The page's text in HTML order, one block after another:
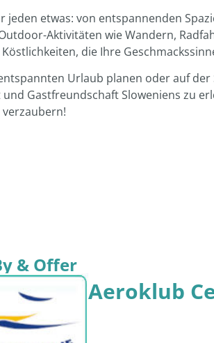
jeden etwas: von entspannenden
Aktivitäten wie Wandern,
die Ihre
Urlaub planen oder auf
Gastfreundschaft Sloweniens zu
verzaubern!
& Offer
Aeroklub